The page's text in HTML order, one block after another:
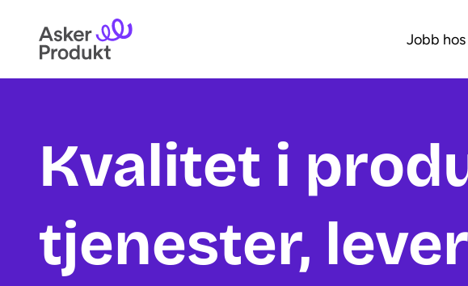
Jobb hos
Kvalitet i
tjenester,